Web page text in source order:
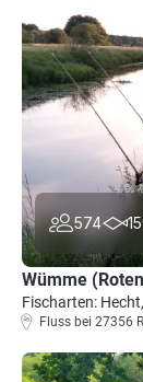
574
Wümme
Fischarten:
Fluss bei 27356